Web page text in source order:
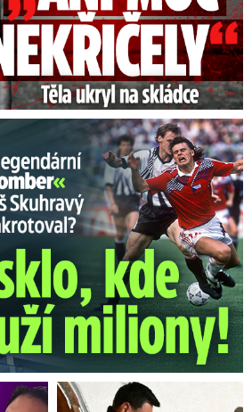
Prasklo, kde dluží miliony!